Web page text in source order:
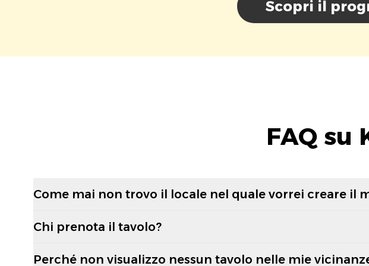
Scopri il
FAQ su
Come mai non trovo il locale nel quale vorrei creare il
Chi prenota il tavolo?
Perché non visualizzo nessun tavolo nelle mie